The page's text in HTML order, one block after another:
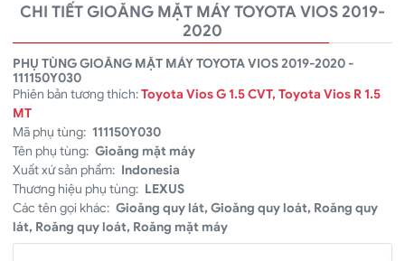
CHI TIẾT GIOĂNG MẶT MÁY TOYOTA VIOS 2019-
2020
PHỤ TÙNG GIOĂNG MẶT MÁY TOYOTA VIOS 2019-2020 -
111150Y030
Phiên bản tương thích:Toyota Vios G 1.5 CVT, Toyota Vios R 1.5
MT
Mã phụ tùng: 111150Y030
Tên phụ tùng: Gioăng mặt máy
Xuất xứ sản phẩm: Indonesia
Thương hiệu phụ tùng: LEXUS
Các tên gọi khác: Gioăng quy lát, Gioăng quy loát, Roăng quy
lát, Roăng quy loát, Roăng mặt máy